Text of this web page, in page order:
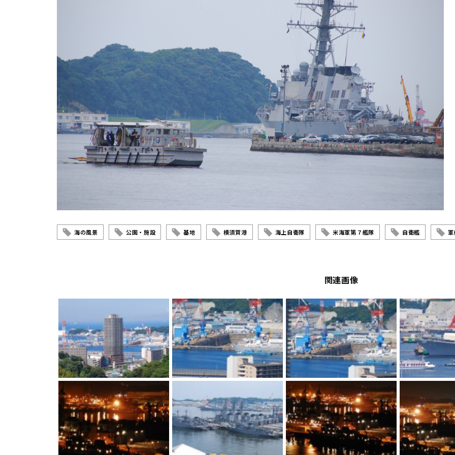
海の風景 公園・施設 基地 横須賀港 海上自衛隊 米海軍第７艦隊 自衛艦
関連画像